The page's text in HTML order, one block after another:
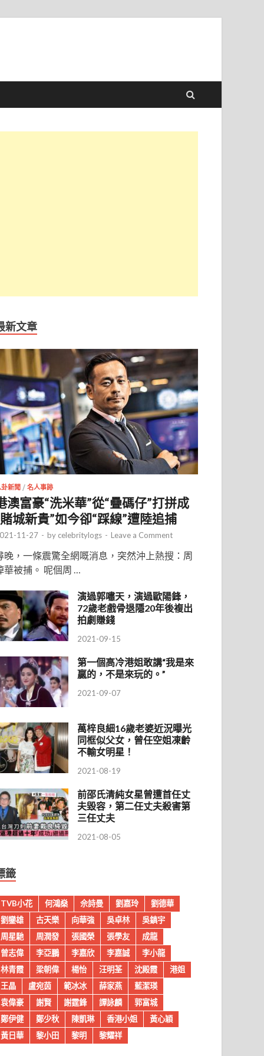
新文章
卦新聞 /名人事跡
澳富豪“洗米華”從“疊碼仔”打拼成
城新貴”如今卻“踩線”遭陸追捕
11-27 - by celebritylogs - Leave a Comment
晚，一條震驚全網嘅消息，突然沖上熱搜：周
華被捕。 呢個周 …
演過郭嘯天，演過歐陽鋒，
72歲老戲骨退隱20年後複出
拍劇賺錢
2021-09-15
第一個高冷港姐敢講“我是來
贏的，不是來玩的。”
2021-09-07
萬梓良細16歲老婆近況曝光
同框似父女，曾任空姐凍齡
不輸女明星！
2021-08-19
前邵氏清純女星曾遭首任丈
夫毀容，第二任丈夫殺害第
三任丈夫
2021-08-05
籤
TVB小花 何鴻燊 佘詩曼 劉嘉玲
劉德華
劉鑾雄
古天樂 向華強 吳卓林
吳鎮宇
周星馳
周潤發 張國榮 張學友
成龍
曾志偉
李亞鵬 李嘉欣 李嘉誠
李小龍
林青霞
梁朝偉 楊怡 汪明荃 沈殿霞
港姐
王晶
盧宛茵 範冰冰 薛家燕
藍潔瑛
袁偉豪
謝賢 謝霆鋒 譚詠麟
郭富城
鄭伊健
鄭少秋 陳凱琳 香港小姐
黃心穎
黃日華
黎小田 黎明 黎耀祥